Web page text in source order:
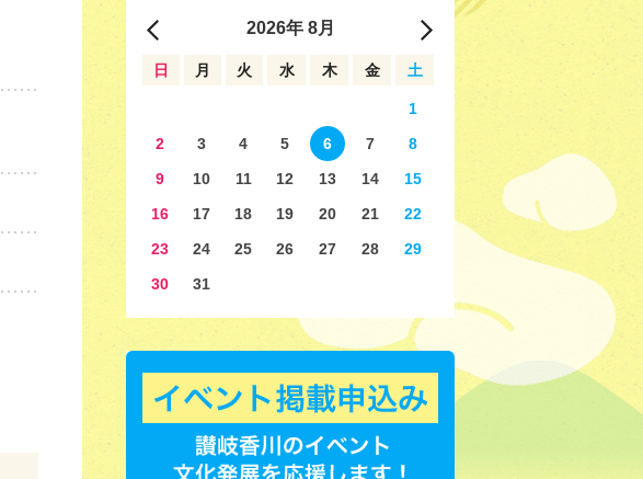
2026年 8月
日 月 火 水 木 金 土
1
2
3 4 5 6 7
8
9
10 11 12 13 14
15
16
17 18 19 20 21
22
23
24 25 26 27 28
29
30
31